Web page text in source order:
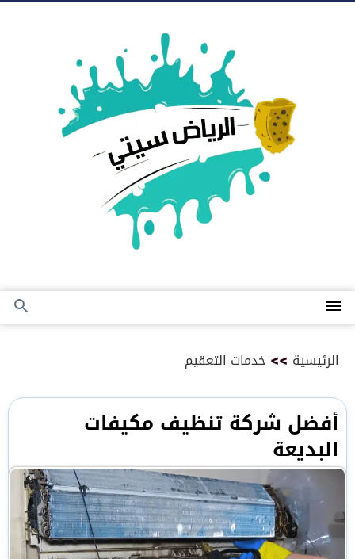
القائمة
بحث
الرئيسية >> خدمات التعقيم
أفضل شركة تنظيف مكيفات
البديعة